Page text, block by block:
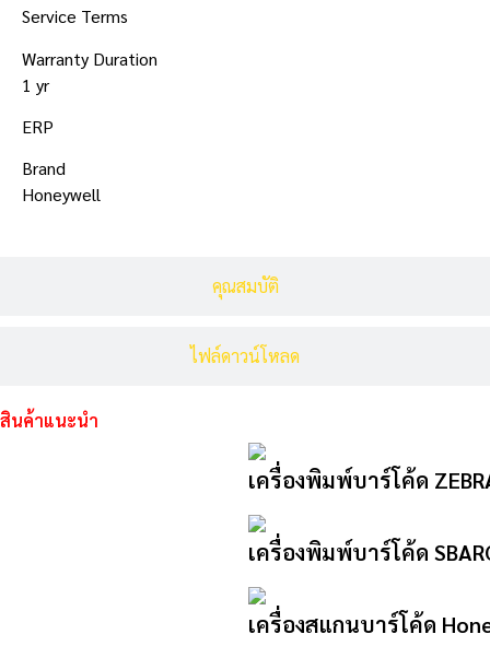
คุณสมบัติ
ไฟล์ดาวน์โหลด
Service Terms
Warranty Duration
1 yr
ERP
Brand
Honeywell
สินค้าแนะนำ
เครื่องพิมพ์บาร์โค้ด
เครื่องพิมพ์บาร์โค้ด
เครื่องสแกนบาร์โค้ด